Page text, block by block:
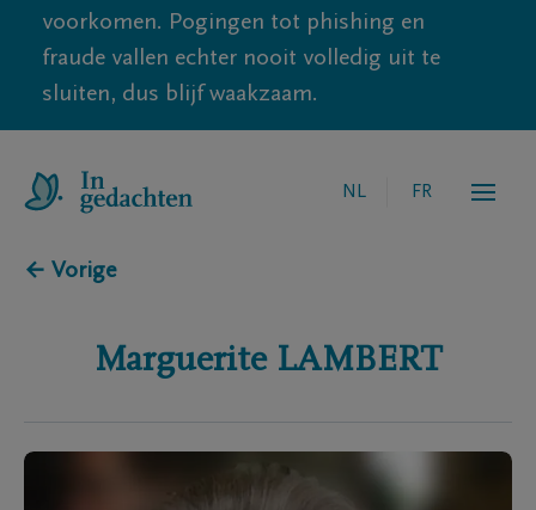
voorkomen. Pogingen tot phishing en
fraude vallen echter nooit volledig uit te
sluiten, dus blijf waakzaam.
NL FR
← Vorige
Marguerite LAMBERT